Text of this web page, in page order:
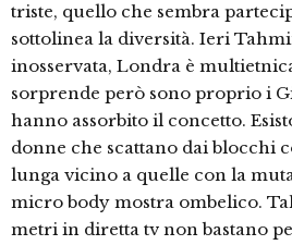
triste, quello che sembra
sottolinea la diversità. Ieri
inosservata, Londra è
sorprende però sono proprio i
hanno assorbito il concetto.
donne che scattano dai blocchi
lunga vicino a quelle con la
micro body mostra ombelico.
metri in diretta tv non bastano